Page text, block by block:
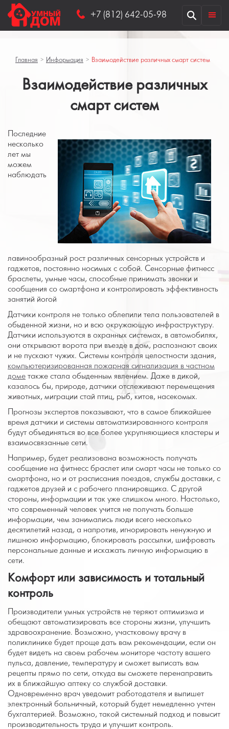
+7 (812) 642-05-98
Главная > Информация > Взаимодействие различных смарт систем
Взаимодействие различных
смарт систем
Последние
несколько
лет мы
можем
наблюдать
лавинообразный рост различных сенсорных устройств и
гаджетов, постоянно носимых с собой. Сенсорные фитнесс
браслеты, умные часы, способные принимать звонки и
сообщения со смартфона и контролировать эффективность
занятий йогой
Датчики контроля не только облепили тела пользователей в
обыденной жизни, но и всю окружающую инфраструктуру.
Датчики используются в охранных системах, в автомобилях,
они открывают ворота при въезде в дом, распознают своих
и не пускают чужих. Системы контроля целостности здания,
компьютеризированная пожарная сигнализация в частном
доме также стала обыденным явлением. Даже в дикой,
казалось бы, природе, датчики отслеживают перемещения
животных, миграции стай птиц, рыб, китов, насекомых.
Прогнозы экспертов показывают, что в самое ближайшее
время датчики и системы автоматизированного контроля
будут объединяться во все более укрупняющиеся кластеры и
взаимосвязанные сети.
Например, будет реализована возможность получать
сообщение на фитнесс браслет или смарт часы не только со
смартфона, но и от расписания поездов, службы доставки, с
гаджетов друзей и с рабочего планировщика. С другой
стороны, информации и так уже слишком много. Настолько,
что современный человек учится не получать больше
информации, чем занимались люди всего несколько
десятилетий назад, а напротив, игнорировать ненужную и
лишнюю информацию, блокировать рассылки, шифровать
персональные данные и искажать личную информацию в
сети.
Комфорт или зависимость и тотальный
контроль
Производители умных устройств не теряют оптимизма и
обещают автоматизировать все стороны жизни, улучшить
здравоохранение. Возможно, участковому врачу в
поликлинике будет проще дать вам рекомендации, если он
будет видеть на своем рабочем мониторе частоту вашего
пульса, давление, температуру и сможет выписать вам
рецепты прямо по сети, откуда вы сможете перенаправить
их в ближайшую аптеку со службой доставки.
Одновременно врач уведомит работодателя и выпишет
электронный больничный, который будет немедленно учтен
бухгалтерией. Возможно, такой системный подход и повысит
производительность труда и улучшит контроль.